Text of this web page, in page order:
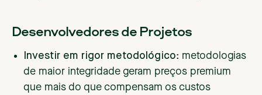
Desenvolvedores de Projetos
Investir em rigor metodológico: metodologias
de maior integridade geram preços premium
que mais do que compensam os custos